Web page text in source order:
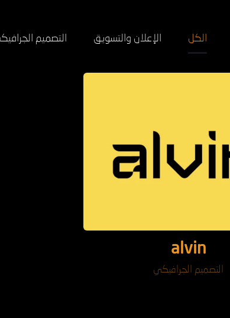
الكل الإعلان والتسويق التصميم
alvin
التصميم الجرافيكي